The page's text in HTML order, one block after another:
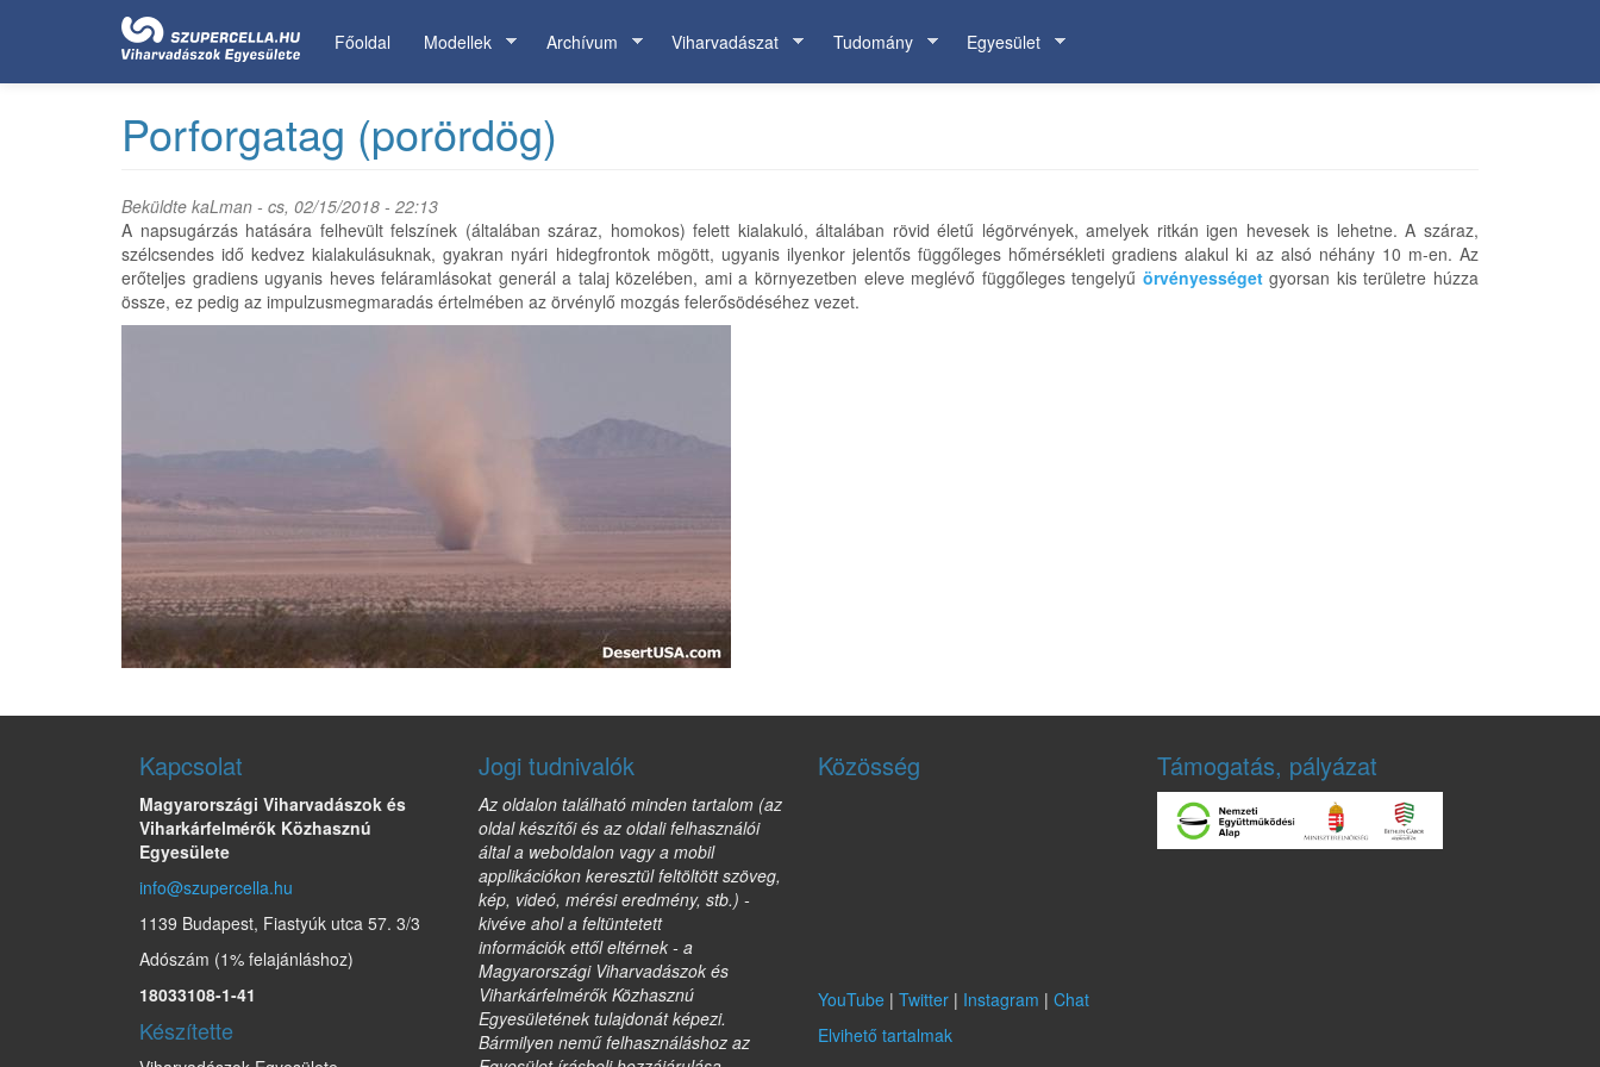
Főoldal Modellek Archívum Viharvadászat Tudomány Egyesület
Porforgatag (porördög)
Beküldte kaLman - cs, 02/15/2018 - 22:13
A napsugárzás hatására felhevült felszínek (általában száraz, homokos) felett kialakuló, általában rövid életű légörvények, amelyek ritkán igen hevesek is lehetne. A száraz,
szélcsendes idő kedvez kialakulásuknak, gyakran nyári hidegfrontok mögött, ugyanis ilyenkor jelentős függőleges hőmérsékleti gradiens alakul ki az alsó néhány 10 m-en. Az
erőteljes gradiens ugyanis heves feláramlásokat generál a talaj közelében, ami a környezetben eleve meglévő függőleges tengelyű örvényességetgyorsan kis területre húzza
össze, ez pedig az impulzusmegmaradás értelmében az örvénylő mozgás felerősödéséhez vezet.
Kapcsolat
Magyarországi Viharvadászok és
Viharkárfelmérők Közhasznú
Egyesülete
info@szupercella.hu
1139 Budapest, Fiastyúk utca 57. 3/3
Adószám (1% felajánláshoz)
18033108-1-41
Készítette
Jogi tudnivalók
Az oldalon található minden tartalom (az
oldal készítői és az oldali felhasználói
által a weboldalon vagy a mobil
applikációkon keresztül feltöltött szöveg,
kép, videó, mérési eredmény, stb.) -
kivéve ahol a feltüntetett
információk ettől eltérnek - a
Magyarországi Viharvadászok és
Viharkárfelmérők Közhasznú
Egyesületének tulajdonát képezi.
Bármilyen nemű felhasználáshoz az
Közösség
YouTube | Twitter | Instagram | Chat
Elvihető tartalmak
Támogatás, pályázat